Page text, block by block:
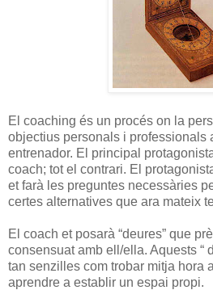
El coaching és un procés on la
objectius personals i professionals
entrenador. El principal
coach; tot el contrari. El
et farà les preguntes necessàries
certes alternatives que ara mateix
El coach et posarà “deures” que
consensuat amb ell/ella. Aquests “
tan senzilles com trobar mitja hora
aprendre a establir un espai propi.